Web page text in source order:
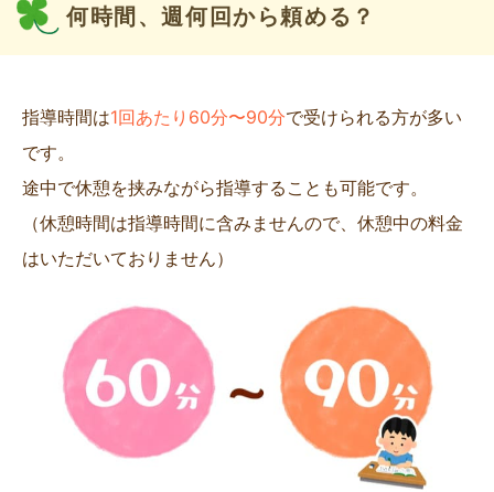
何時間、週何回から頼める？
指導時間は1回あたり60分〜90分で受けられる方が多い
です。
途中で休憩を挟みながら指導することも可能です。
（休憩時間は指導時間に含みませんので、休憩中の料金
はいただいておりません）